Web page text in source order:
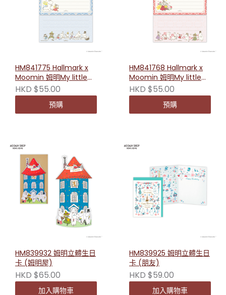
HM841775 Hallmark x
Moomin 姆明My little
something系列橫式便條
紙（書信）
HKD $55.00
預購
HM841768 Hallmark x
Moomin 姆明My little
something系列橫式便條
紙（紅花）
HKD $55.00
預購
HM839932 姆明立體生日
卡 (姆明屋)
HKD $65.00
加入購物車
HM839925 姆明立體生日
卡 (朋友)
HKD $59.00
加入購物車